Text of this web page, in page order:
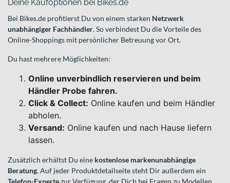
Deine Kaufoptionen bei Bikes.de
Bei Bikes.de profitierst Du von einem starken Netzwerk
unabhängiger Fachhändler. So verbindest Du die Vorteile des
Online-Shoppings mit persönlicher Betreuung vor Ort.
Du hast mehrere Möglichkeiten:
Online unverbindlich reservieren und beim
Händler Probe fahren.
Click & Collect: Online kaufen und beim Händler
abholen.
Versand: Online kaufen und nach Hause liefern
lassen.
Zusätzlich erhältst Du eine kostenlose markenunabhängige
Beratung. Auf jeder Produktdetailseite steht Dir außerdem ein
Telefon-Expertezur Verfügung, der Dich bei Fragen zu Modellen